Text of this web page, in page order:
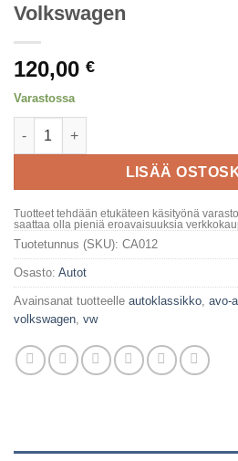
Volkswagen
120,00 €
Varastossa
Volkswagen määrä
LISÄÄ
Tuotteet tehdään etukäteen käsityönä
saattaa olla pieniä eroavaisuuksia
Tuotetunnus (SKU): CA012
Osasto: Autot
Avainsanat tuotteelle autoklassikko, avo-
volkswagen, vw